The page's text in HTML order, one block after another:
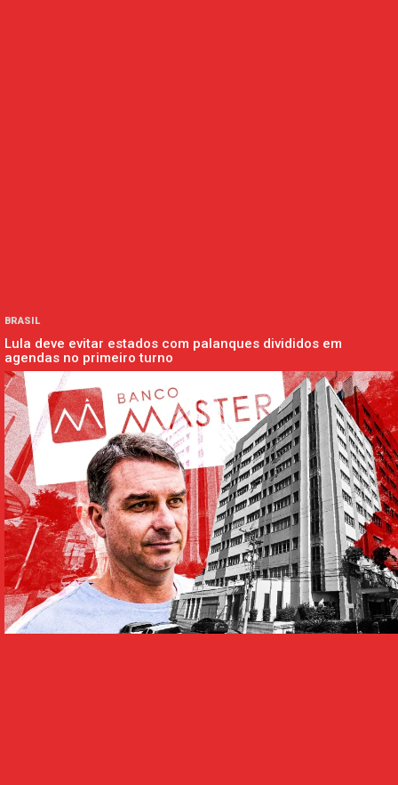
BRASIL
Lula deve evitar estados com palanques divididos em
agendas no primeiro turno